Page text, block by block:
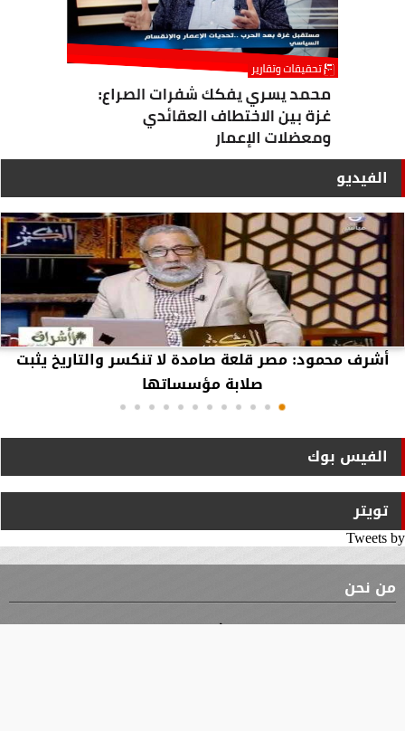
الفيديو
أشرف محمود: مصر قلعة صامدة لا تنكسر والتاريخ يثبت
صلابة مؤسساتها
الفيس بوك
تويتر
Tweets by
من نحن